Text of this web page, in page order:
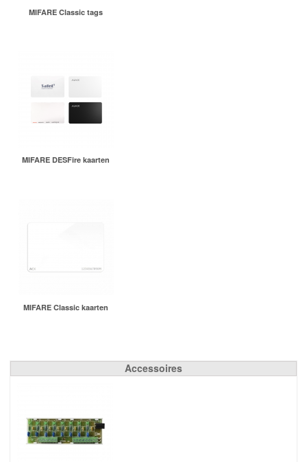
MIFARE Classic tags
MIFARE DESFire kaarten
MIFARE Classic kaarten
Accessoires